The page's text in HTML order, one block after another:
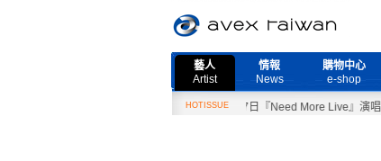
藝人
Artist
情報
News
購物中心
e-shop
HOTISSUE
2月27日『Need More Live』演唱會取消公告